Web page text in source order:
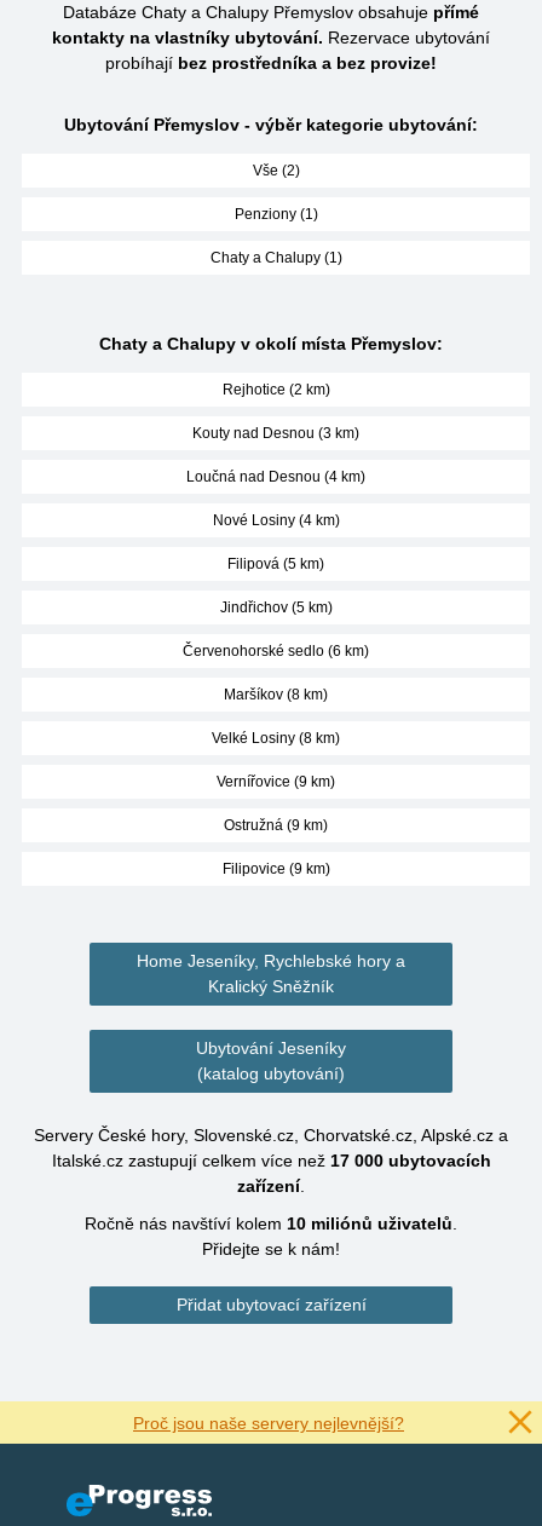
Databáze Chaty a Chalupy Přemyslov obsahuje přímé
kontakty na vlastníky ubytování. Rezervace ubytování
probíhají bez prostředníka a bez provize!
Ubytování Přemyslov - výběr kategorie ubytování:
Vše (2)
Penziony (1)
Chaty a Chalupy (1)
Chaty a Chalupy v okolí místa Přemyslov:
Rejhotice (2 km)
Kouty nad Desnou (3 km)
Loučná nad Desnou (4 km)
Nové Losiny (4 km)
Filipová (5 km)
Jindřichov (5 km)
Červenohorské sedlo (6 km)
Maršíkov (8 km)
Velké Losiny (8 km)
Vernířovice (9 km)
Ostružná (9 km)
Filipovice (9 km)
Home Jeseníky, Rychlebské hory a
Kralický Sněžník
Ubytování Jeseníky
(katalog ubytování)
Servery České hory, Slovenské.cz, Chorvatské.cz, Alpské.cz a
Italské.cz zastupují celkem více než 17 000ubytovacích
zařízení.
Ročně nás navštíví kolem 10 miliónů uživatelů
Přidejte se k nám!
Přidat ubytovací zařízení
Proč jsou naše servery nejlevnější?